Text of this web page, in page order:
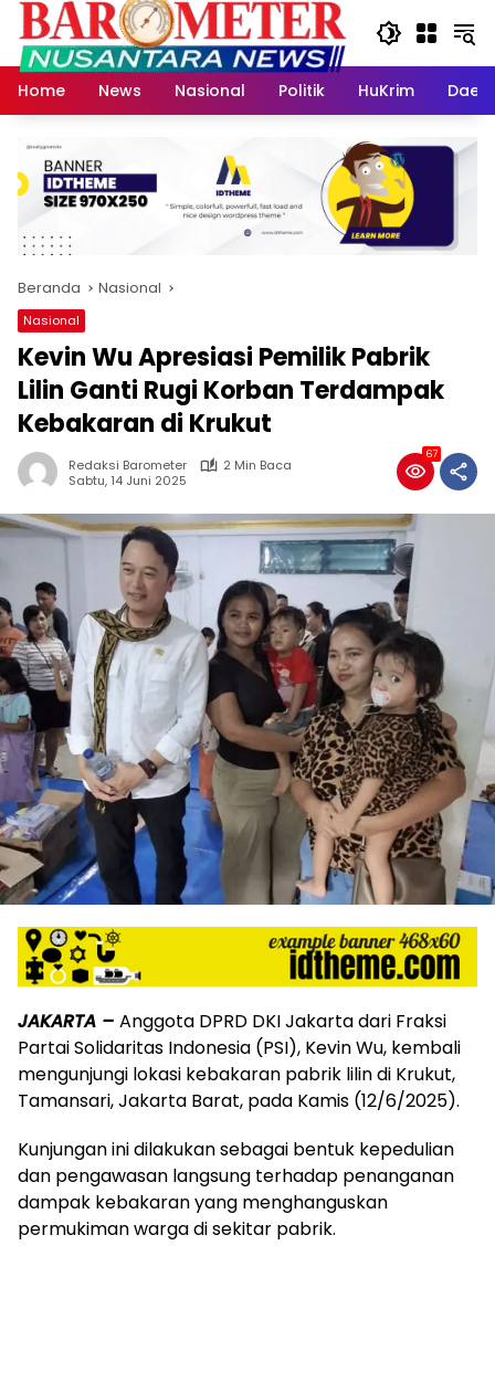
Langsung
konten
Home
News Nasional Politik HuKrim
Beranda Nasional
Nasional
Kevin Wu Apresiasi Pemilik Pabrik
Lilin Ganti Rugi Korban Terdampak
Kebakaran di Krukut
Redaksi Barometer
2 Min Baca
Sabtu, 14 Juni 2025
67
JAKARTA – Anggota DPRD DKI Jakarta dari Fraksi
Partai Solidaritas Indonesia (PSI), Kevin Wu, kembali
mengunjungi lokasi kebakaran pabrik lilin di Krukut,
Tamansari, Jakarta Barat, pada Kamis (12/6/2025).
Kunjungan ini dilakukan sebagai bentuk kepedulian
dan pengawasan langsung terhadap penanganan
dampak kebakaran yang menghanguskan
permukiman warga di sekitar pabrik.